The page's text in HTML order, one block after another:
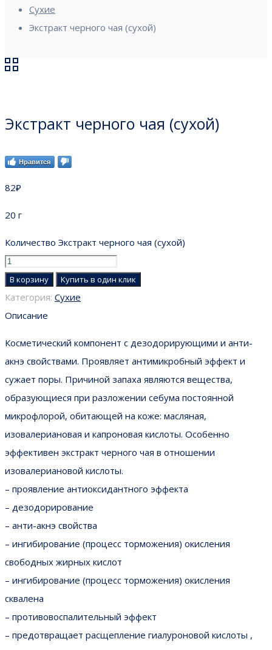
Сухие
Экстракт черного чая (сухой)
Экстракт черного чая (сухой)
Нравится
82₽
20 г
Количество Экстракт черного чая (сухой)
В корзину Купить в один клик
Категория: Сухие
Описание
Косметический компонент с дезодорирующими и анти-
акнэ свойствами. Проявляет антимикробный эффект и
сужает поры. Причиной запаха являются вещества,
образующиеся при разложении себума постоянной
микрофлорой, обитающей на коже: масляная,
изовалериановая и капроновая кислоты. Особенно
эффективен экстракт черного чая в отношении
изовалериановой кислоты.
– проявление антиоксидантного эффекта
– дезодорирование
– анти-акнэ свойства
– ингибирование (процесс торможения) окисления
свободных жирных кислот
– ингибирование (процесс торможения) окисления
сквалена
– противовоспалительный эффект
– предотвращает расщепление гиалуроновой кислоты ,